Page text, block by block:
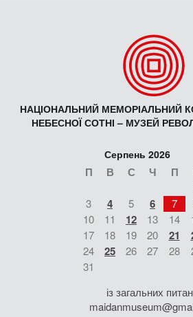
НАЦІОНАЛЬНИЙ МЕМОРІАЛЬНИЙ
НЕБЕСНОЇ СОТНІ – МУЗЕЙ
Серпень 2026
П В С Ч П
3 4 5 6 7
10
11 12 13 14
17
18 19 20 21
24
25 26 27 28
31
із загальних